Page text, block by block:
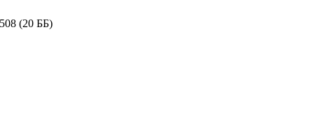
(20 ББ)